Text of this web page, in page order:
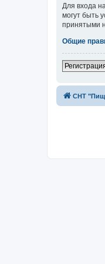
Для входа
могут быть
принятыми
Общие
СНТ